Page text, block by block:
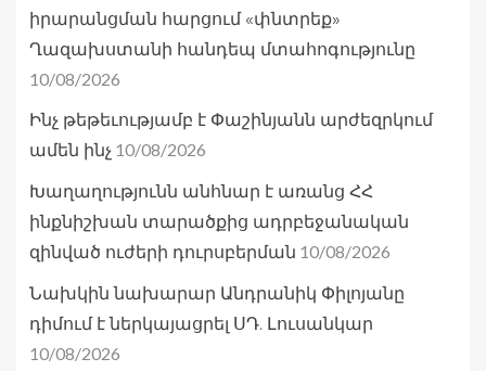
իրարանցման հարցում «փնտրեք»
Ղազախստանի հանդեպ մտահոգությունը
10/08/2026
Ինչ թեթեւությամբ է Փաշինյանն արժեզրկում
ամեն ինչ 10/08/2026
Խաղաղությունն անհնար է առանց ՀՀ
ինքնիշխան տարածքից ադրբեջանական
զինված ուժերի դուրսբերման 10/08/2026
Նախկին նախարար Անդրանիկ Փիլոյանը
դիմում է ներկայացրել ՍԴ. Լուսանկար
10/08/2026